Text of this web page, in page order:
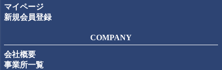
マイページ
新規会員登録
COMPANY
会社概要
事業所一覧